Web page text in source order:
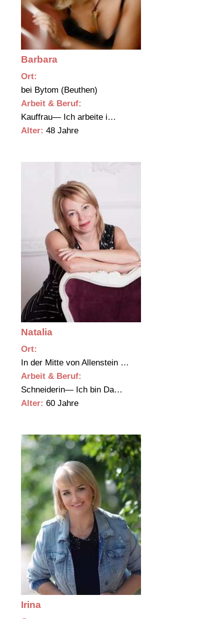
Barbara
Ort:
bei Bytom (Beuthen)
Arbeit & Beruf:
Kauffrau— Ich arbeite i…
Alter: 48 Jahre
Natalia
Ort:
In der Mitte von Allenstein …
Arbeit & Beruf:
Schneiderin— Ich bin Da…
Alter: 60 Jahre
Irina